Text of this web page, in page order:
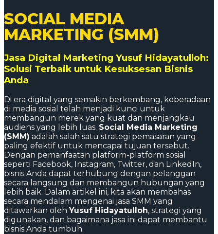
SOCIAL MEDIA
MARKETING (SMM)
Jasa Digital Marketing Yusuf Hidayatulloh:
Solusi Terbaik untuk Kesuksesan Bisnis
Anda
Di era digital yang semakin berkembang, keberadaan
di media sosial telah menjadi kunci untuk
membangun merek yang kuat dan menjangkau
audiens yang lebih luas. Social Media Marketing
(SMM) adalah salah satu strategi pemasaran yang
paling efektif untuk mencapai tujuan tersebut.
Dengan pemanfaatan platform-platform sosial
seperti Facebook, Instagram, Twitter, dan LinkedIn,
bisnis Anda dapat terhubung dengan pelanggan
secara langsung dan membangun hubungan yang
lebih baik. Dalam artikel ini, kita akan membahas
secara mendalam mengenai jasa SMM yang
ditawarkan oleh Yusuf Hidayatulloh, strategi yang
digunakan, dan bagaimana jasa ini dapat membantu
bisnis Anda tumbuh.